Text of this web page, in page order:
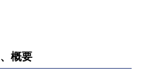
概要